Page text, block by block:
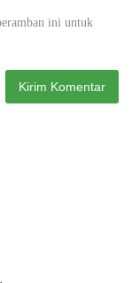
ini untuk